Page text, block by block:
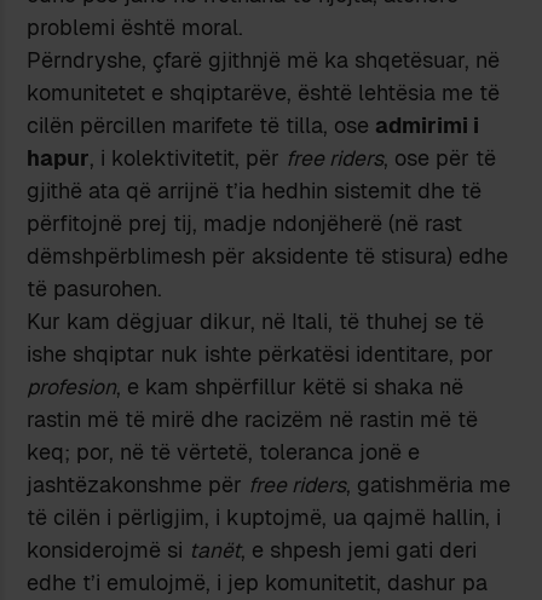
problemi është moral.
Përndryshe, çfarë gjithnjë më ka shqetësuar, në
komunitetet e shqiptarëve, është lehtësia me të
cilën përcillen marifete të tilla, ose admirimi i
hapur, i kolektivitetit, për free riders, ose për të
gjithë ata që arrijnë t’ia hedhin sistemit dhe të
përfitojnë prej tij, madje ndonjëherë (në rast
dëmshpërblimesh për aksidente të stisura) edhe
të pasurohen.
Kur kam dëgjuar dikur, në Itali, të thuhej se të
ishe shqiptar nuk ishte përkatësi identitare, por
profesion, e kam shpërfillur këtë si shaka në
rastin më të mirë dhe racizëm në rastin më të
keq; por, në të vërtetë, toleranca jonë e
jashtëzakonshme për free riders, gatishmëria me
të cilën i përligjim, i kuptojmë, ua qajmë hallin, i
konsiderojmë si tanët, e shpesh jemi gati deri
edhe t’i emulojmë, i jep komunitetit, dashur pa